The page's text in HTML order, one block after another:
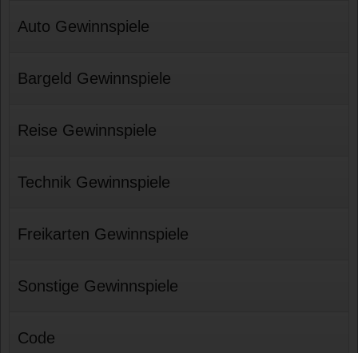
Auto Gewinnspiele
Bargeld Gewinnspiele
Reise Gewinnspiele
Technik Gewinnspiele
Freikarten Gewinnspiele
Sonstige Gewinnspiele
Code